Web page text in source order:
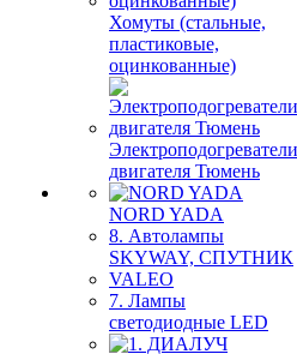
Хомуты (стальные,
пластиковые,
оцинкованные)
Электроподогреватели
двигателя Тюмень
NORD YADA
8. Автолампы
SKYWAY, СПУТНИК
VALEO
7. Лампы
светодиодные LED